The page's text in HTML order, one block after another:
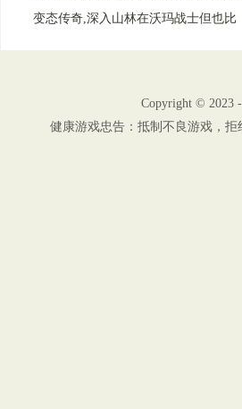
变态传奇,深入山林在沃玛战士但也比
Copyright © 2023
健康游戏忠告：抵制不良游戏，